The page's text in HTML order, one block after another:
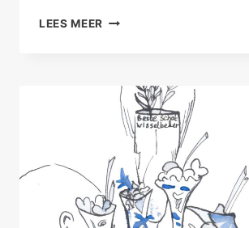
LEES MEER JEZELF
ANDER